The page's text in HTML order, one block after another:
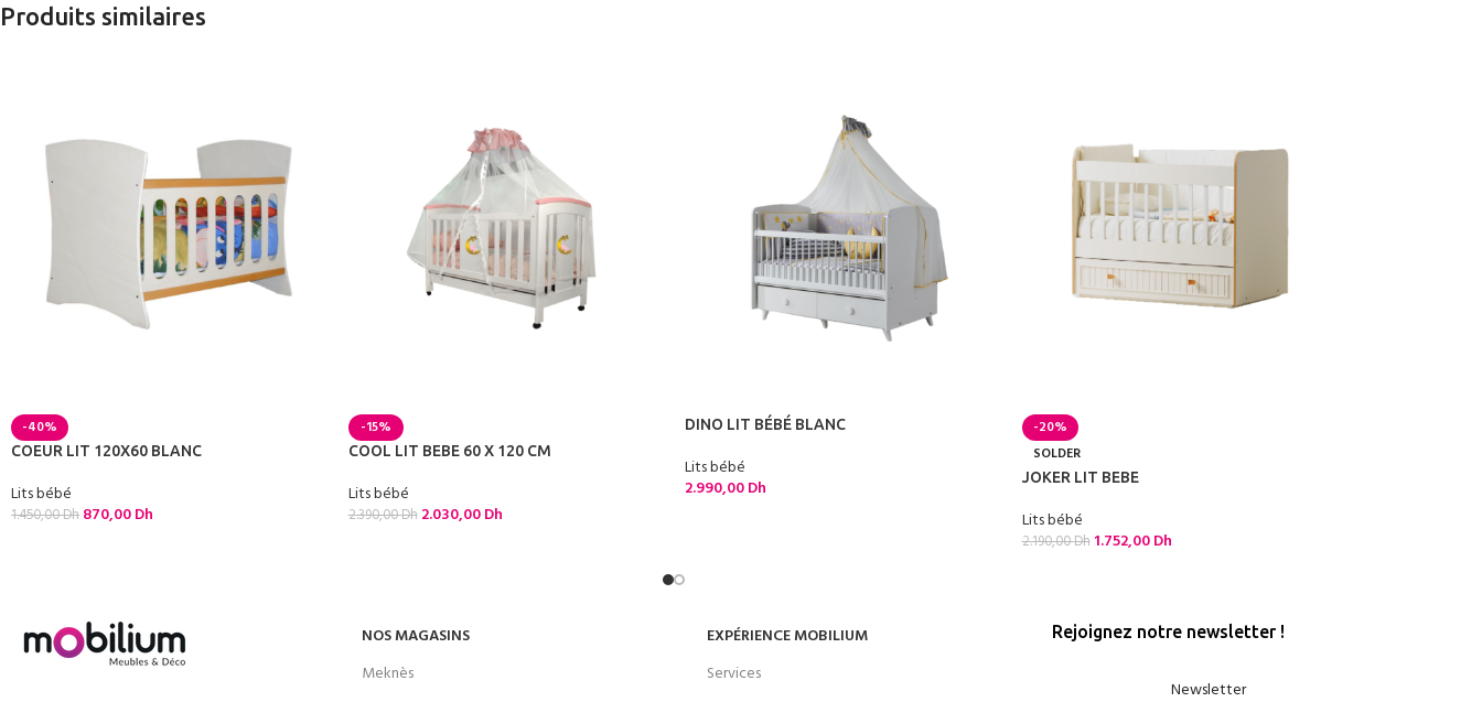
Produits similaires
-40%
COEUR LIT 120X60 BLANC
Lits bébé
1.450,00Dh 870,00Dh
-15%
COOL LIT BEBE 60 X 120 CM
Lits bébé
2.390,00Dh 2.030,00Dh
DINO LIT BÉBÉ BLANC
Lits bébé
2.990,00Dh
-20%
SOLDER
JOKER LIT BEBE
Lits bébé
2.190,00Dh 1.752,00Dh
NOS MAGASINS
Meknès
EXPÉRIENCE MOBILIUM
Services
Rejoignez notre newsletter !
Newsletter